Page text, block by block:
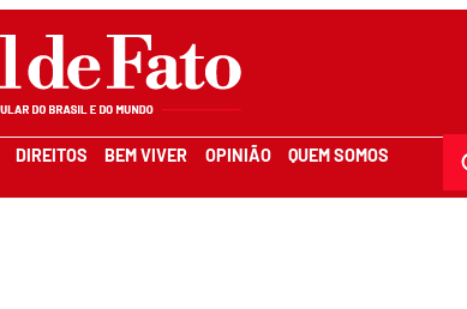
DIREITOS BEM VIVER OPINIÃO QUEM SOMOS